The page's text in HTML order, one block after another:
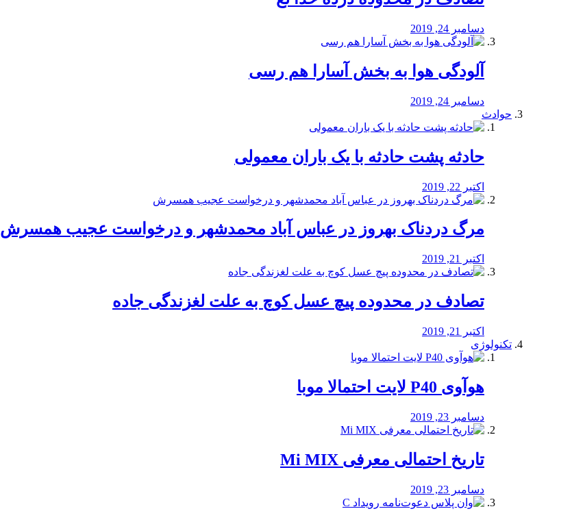
دسامبر 24, 2019
آلودگی هوا به بخش آسارا هم رسی
دسامبر 24, 2019
حوادث
️حادثه پشت حادثه با یک باران معمولی
اکتبر 22, 2019
مرگ دردناک بهروز در عباس آباد محمدشهر و درخواست عجیب همسرش
اکتبر 21, 2019
تصادف در محدوده پیچ عسل کوچ به علت لغزندگی جاده
اکتبر 21, 2019
تکنولوژی
هوآوی P40 لایت احتمالا موبا
دسامبر 23, 2019
تاریخ احتمالی معرفی Mi MIX
دسامبر 23, 2019